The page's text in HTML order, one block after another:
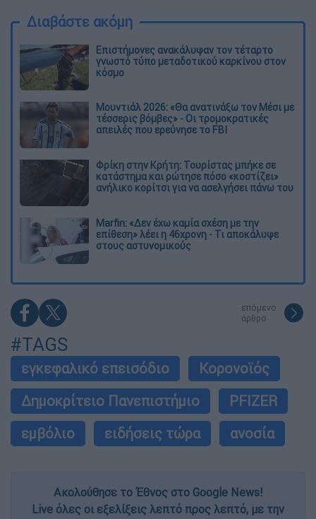
Διαβάστε ακόμη
Επιστήμονες ανακάλυψαν τον τέταρτο
γνωστό τύπο μεταδοτικού καρκίνου στον
κόσμο
Μουντιάλ 2026: «Θα ανατινάξω τον Μέσι με
τέσσερις βόμβες» - Οι τρομοκρατικές
απειλές που ερεύνησε το FBI
Φρίκη στην Κρήτη: Τουρίστας μπήκε σε
κατάστημα και ρώτησε πόσο «κοστίζει»
ανήλικο κορίτσι για να ασελγήσει πάνω του
Marfin: «Δεν έχω καμία σχέση με την
επίθεση» λέει η 46χρονη - Τι αποκάλυψε
στους αστυνομικούς
επόμενο
άρθρο
#TAGS
εγκεφαλικό επεισόδιο
Κορονοϊός
Δημοκρίτειο Πανεπιστήμιο
PFIZER
εμβόλιο
ειδήσεις τώρα ανοσία
Ακολούθησε το Έθνος στο Google News!
Live όλες οι εξελίξεις λεπτό προς λεπτό, με την